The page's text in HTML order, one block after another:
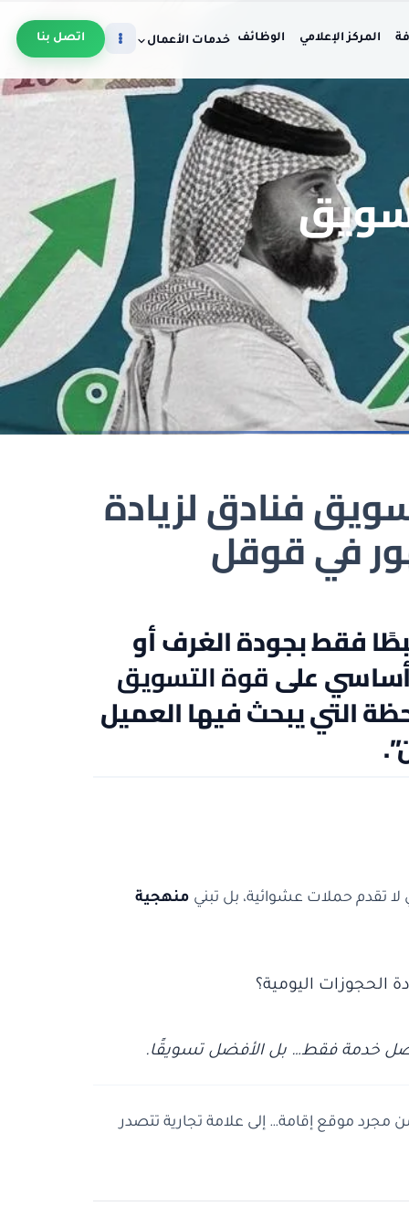
المركز الإعلامي الوظائف خدمات الأعمال اتصل بنا
فنادق لزيادة
في قوقل
فقط بجودة الغرف أو
علىقوة التسويق
التي يبحث فيها العميل
لا تقدم حملات عشوائية، بل تبني منهجية
اليومية؟
خدمة فقط… بل الأفضل تسويقًا.
موقع إقامة… إلى علامة تجارية تتصدر